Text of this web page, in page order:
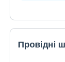
Провідні